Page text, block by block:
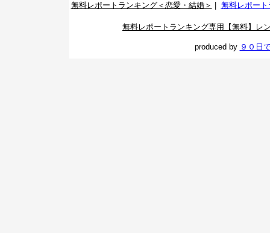
無料レポートランキング＜恋愛・結婚＞
無料レポー
無料レポートランキング専用【無料】レ
produced by ９０日